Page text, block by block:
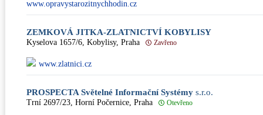
www.opravystarozitnychhodin.cz
ZEMKOVÁ JITKA-ZLATNICTVÍ KOBYLISY
Kyselova 1657/6, Kobylisy, Praha Zavřeno
www.zlatnici.cz
PROSPECTA Světelné Informační Systémy s.r.o.
Trní 2697/23, Horní Počernice, Praha Otevřeno